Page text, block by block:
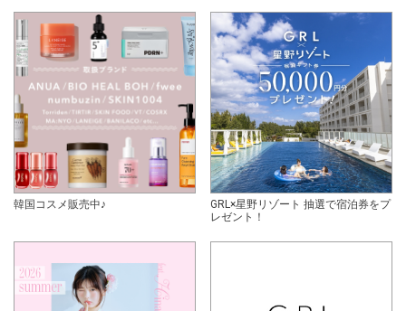
韓国コスメ販売中♪
GRL×星野リゾート 抽選で宿泊券をプ
レゼント！